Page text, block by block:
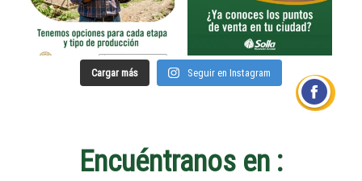
Cargar más Seguir en Instagram
Dos
Encuéntranos en :